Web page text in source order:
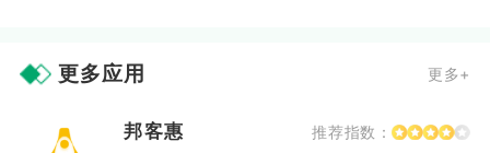
更多应用 更多+
邦客惠 推荐指数：